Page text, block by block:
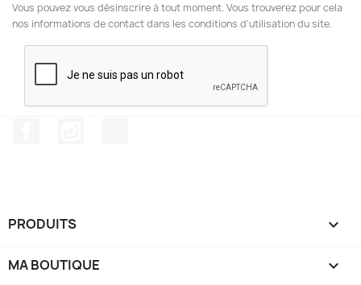
Vous pouvez vous désinscrire à tout moment. Vous trouverez pour cela
nos informations de contact dans les conditions d'utilisation du site.
PRODUITS 
MA BOUTIQUE 